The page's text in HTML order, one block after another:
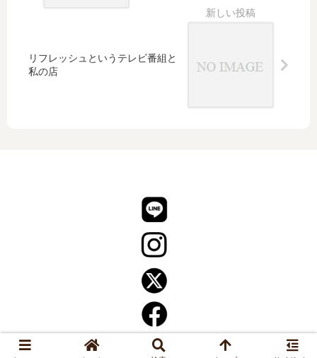
リフレッシュというテレビ番組と
私の店